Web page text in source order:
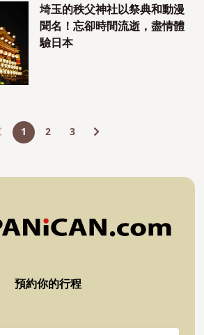
埼玉的秩父神社以祭典和動漫
聞名！忘卻時間流逝，盡情體
驗日本
1 2 3
預約你的行程